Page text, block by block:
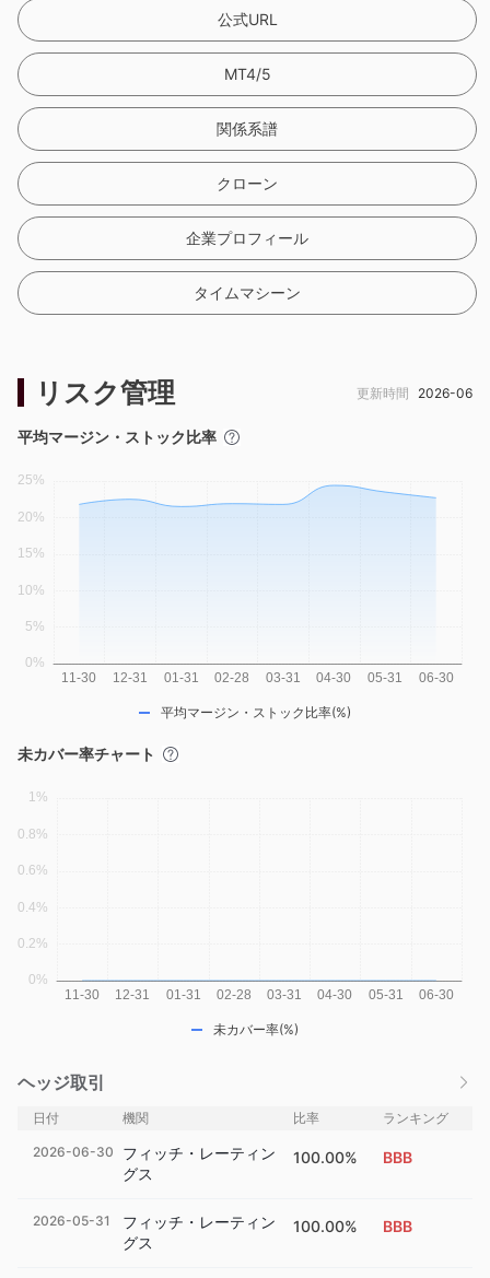
公式URL
MT4/5
関係系譜
クローン
企業プロフィール
タイムマシーン
リスク管理 更新時間 2026-06
平均マージン・ストック比率
平均マージン・ストック比率(%)
未カバー率チャート
未カバー率(%)
ヘッジ取引
日付 機関 比率 ランキング
2026-06-30
フィッチ・レーティン
グス
100.00% BBB
2026-05-31
フィッチ・レーティン
グス
100.00% BBB